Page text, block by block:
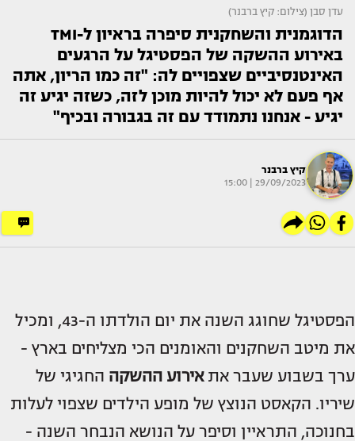
עדן סבן (צילום: קיץ ברבנר)
הדוגמנית והשחקנית סיפרה בראיון ל-TMI
באירוע ההשקה של הפסטיגל על הרגעים
האינטנסיביים שצפויים לה: "זה כמו הריון, אתה
אף פעם לא יכול להיות מוכן לזה, כשזה יגיע זה
יגיע - אנחנו נתמודד עם זה בגבורה ובכיף"
קיץ ברבנר
29/09/2023 | 15:00
הפסטיגל שחוגג השנה את יום הולדתו ה-43, ומכיל
את מיטב השחקנים והאומנים הכי מצליחים בארץ -
ערך בשבוע שעבר אתאירוע ההשקה החגיגי של
שיריו. הקאסט הנוצץ של מופע הילדים שצפוי לעלות
בחנוכה, התראיין וסיפר על הנושא הנבחר השנה -